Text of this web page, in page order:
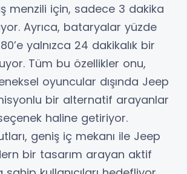
menzili için, sadece 3 dakika
Ayrıca, bataryalar yüzde
yalnızca 24 dakikalık bir
Tüm bu özellikler onu,
oyuncular dışında Jeep
bir alternatif arayanlar
haline getiriyor.
geniş iç mekanı ile Jeep
bir tasarım arayan aktif